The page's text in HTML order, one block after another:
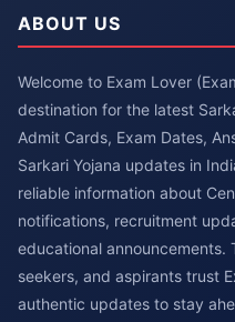
ABOUT US
Welcome to Exam Lover
destination for the latest
Admit Cards, Exam Dates,
Sarkari Yojana updates in
reliable information about
notifications, recruitment
educational announcements.
seekers, and aspirants trust
authentic updates to stay